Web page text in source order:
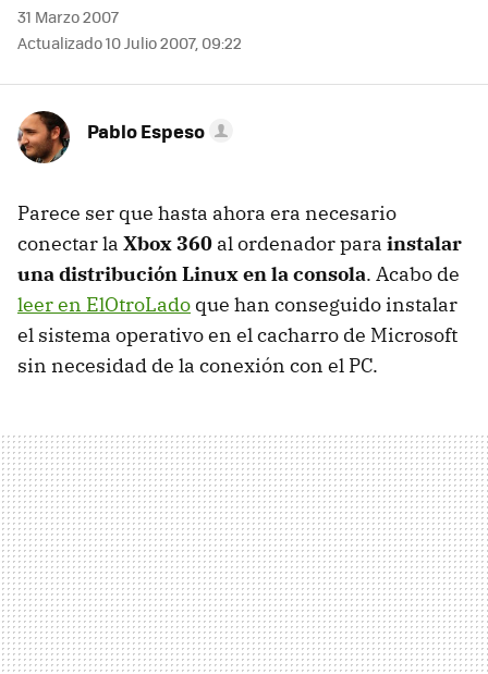
31 Marzo 2007
Actualizado 10 Julio 2007, 09:22
Pablo Espeso
Parece ser que hasta ahora era necesario
conectar la Xbox 360 al ordenador para instalar
una distribución Linux en la consola. Acabo de
leer en ElOtroLado que han conseguido instalar
el sistema operativo en el cacharro de Microsoft
sin necesidad de la conexión con el PC.